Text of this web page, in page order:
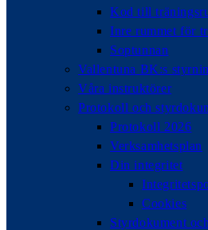
Kod till
Inre rummet för
Soptunnan
Vallentuna BK:s
Våra instruktörer
Protokoll och
Protokoll 2026
Verksamhetsplan
Din integritet
Cookies
Styrdokument